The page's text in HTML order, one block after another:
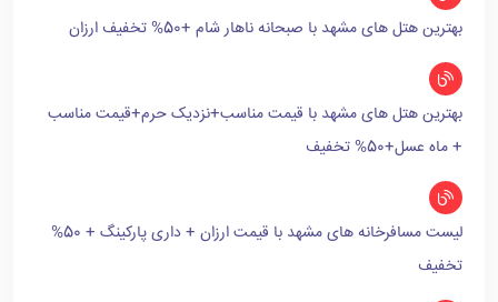
بهترین هتل های مشهد با صبحانه ناهار شام +50% تخفیف ارزان
بهترین هتل های مشهد با قیمت مناسب+نزدیک حرم+قیمت مناسب
+ ماه عسل+50% تخفیف
لیست مسافرخانه های مشهد با قیمت ارزان + داری پارکینگ + 50%
تخفیف